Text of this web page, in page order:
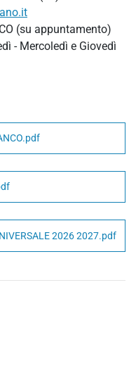
(su appuntamento)
- Mercoledì e Giovedì
2026 2027.pdf